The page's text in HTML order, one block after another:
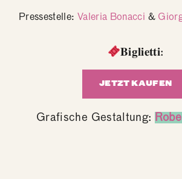
Pressestelle: Valeria Bonacci &
𝐁𝐢𝐠𝐥𝐢𝐞𝐭𝐭𝐢:
JETZT KAUFEN
Grafische Gestaltung: